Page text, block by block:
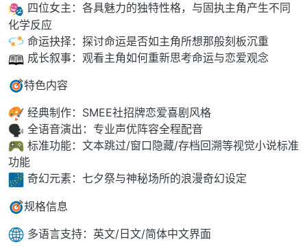
四位女主：各具魅力的独特性格，与固执主角产生不同
化学反应
命运抉择：探讨命运是否如主角所想那般刻板沉重
成长叙事：观看主角如何重新思考命运与恋爱观念
特色内容
经典制作：SMEE社招牌恋爱喜剧风格
全语音演出：专业声优阵容全程配音
标准功能：文本跳过/窗口隐藏/存档回溯等视觉小说标准
功能
奇幻元素：七夕祭与神秘场所的浪漫奇幻设定
规格信息
多语言支持：英文/日文/简体中文界面